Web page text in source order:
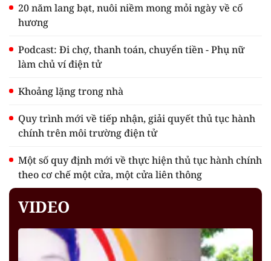
20 năm lang bạt, nuôi niềm mong mỏi ngày về cố
hương
Podcast: Đi chợ, thanh toán, chuyển tiền - Phụ nữ
làm chủ ví điện tử
Khoảng lặng trong nhà
Quy trình mới về tiếp nhận, giải quyết thủ tục hành
chính trên môi trường điện tử
Một số quy định mới về thực hiện thủ tục hành chính
theo cơ chế một cửa, một cửa liên thông
VIDEO